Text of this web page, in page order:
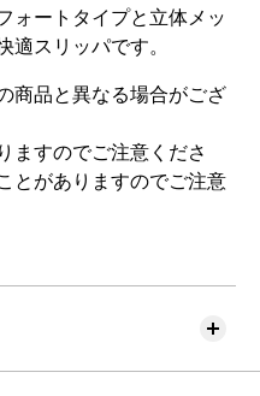
ォートタイプと立体メッ
適スリッパです。
商品と異なる場合がござ
ますのでご注意くださ
とがありますのでご注意